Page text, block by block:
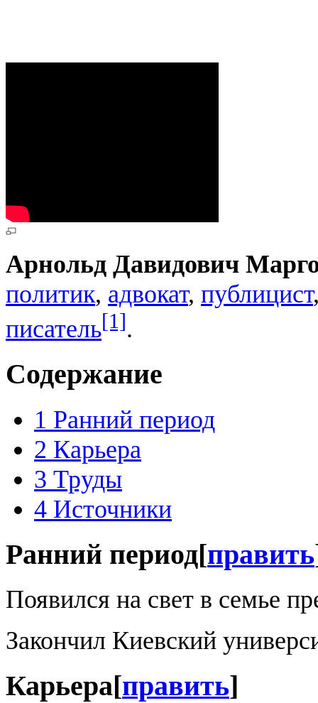
Арнольд Давидович
политик, адвокат, публицист
писатель[1].
Содержание
1 Ранний период
2 Карьера
3 Труды
4 Источники
Ранний период[править
Появился на свет в семье
Закончил Киевский
Карьера[править]